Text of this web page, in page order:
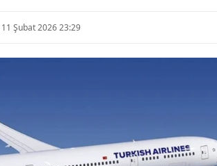
11 Şubat 2026 23:29